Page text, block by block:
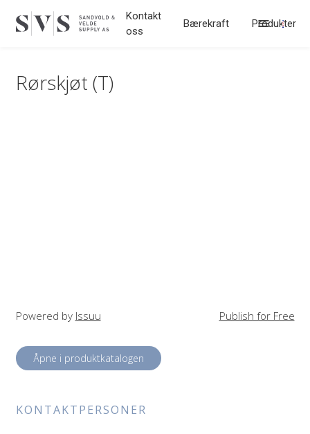
Kontakt
oss
Bærekraft Produkter
Rørskjøt (T)
Powered by Issuu Publish for Free
Åpne i produktkatalogen
KONTAKT­PERSONER